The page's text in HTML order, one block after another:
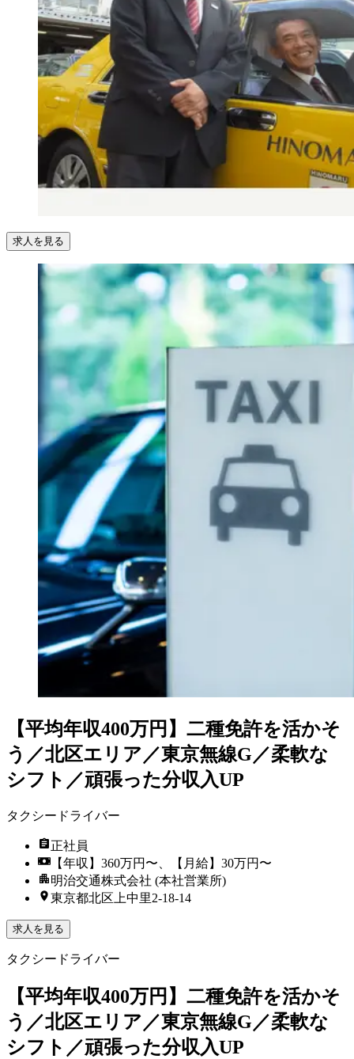
求人を見る
【平均年収400万円】二種免許を活かそ
う／北区エリア／東京無線G／柔軟な
シフト／頑張った分収入UP
タクシードライバー
正社員
【年収】360万円〜、【月給】30万円〜
明治交通株式会社 (本社営業所)
東京都北区上中里2-18-14
求人を見る
タクシードライバー
【平均年収400万円】二種免許を活かそ
う／北区エリア／東京無線G／柔軟な
シフト／頑張った分収入UP